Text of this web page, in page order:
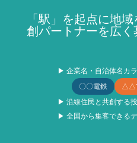
「駅」を起点に地
創パートナーを広く
▶ 企業名・自治体名カ
〇〇電鉄
△△
▶ 沿線住民と共創する
▶ 全国から集客できる